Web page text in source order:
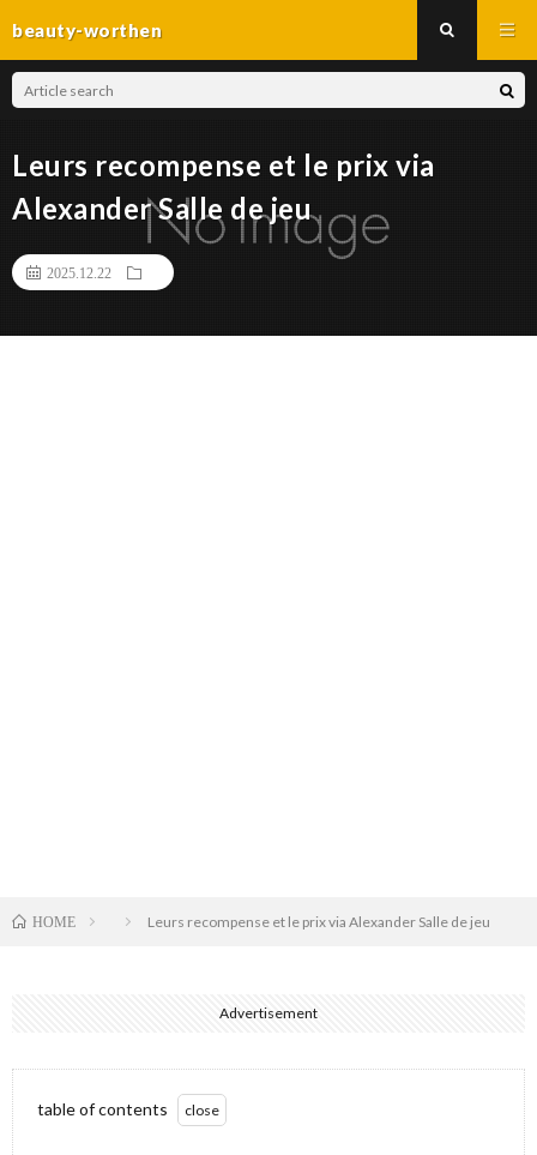
beauty-worthen
Leurs recompense et le prix via
Alexander Salle de jeu
2025.12.22
HOME Leurs recompense et le prix via Alexander Salle de jeu
Advertisement
table of contents